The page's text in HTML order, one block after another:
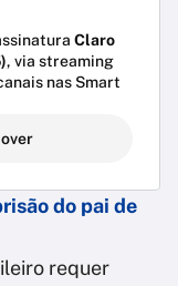
Claro
, via streaming
nas Smart
do pai de
requer